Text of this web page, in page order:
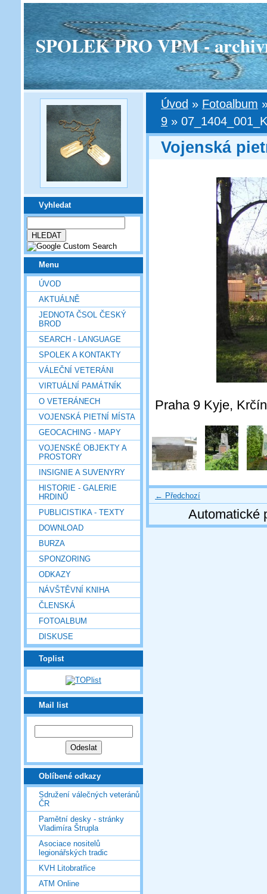
SPOLEK PRO VPM -
Vyhledat
Menu
ÚVOD
AKTUÁLNĚ
JEDNOTA ČSOL ČESKÝ
BROD
SEARCH - LANGUAGE
SPOLEK A KONTAKTY
VÁLEČNÍ VETERÁNI
VIRTUÁLNÍ PAMÁTNÍK
O VETERÁNECH
VOJENSKÁ PIETNÍ MÍSTA
GEOCACHING - MAPY
VOJENSKÉ OBJEKTY A
PROSTORY
INSIGNIE A SUVENYRY
HISTORIE - GALERIE
HRDINŮ
PUBLICISTIKA - TEXTY
DOWNLOAD
BURZA
SPONZORING
ODKAZY
NÁVŠTĚVNÍ KNIHA
ČLENSKÁ
FOTOALBUM
DISKUSE
Toplist
Mail list
Oblíbené odkazy
Sdružení válečných veteránů
ČR
Pamětní desky - stránky
Vladimíra Štrupla
Asociace nositelů
legionářských tradic
KVH Litobratřice
ATM Online
Úvod » Fotoalbum
9 »
Vojenská
Praha 9 Kyje,
← Předchozí
Automatické